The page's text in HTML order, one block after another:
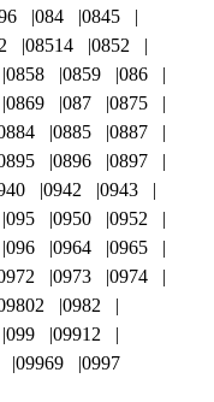
084
0845
08514
0852
0858 0859
086
0869 087
0875
0885
0887
0896
0897
0942
0943
095 0950
0952
096 0964
0965
0973
0974
0982
099
09912
09969 0997